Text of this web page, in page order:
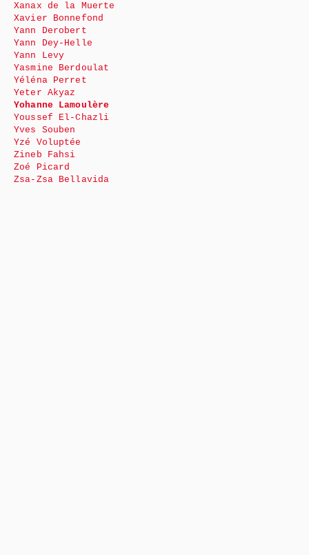
Xanax de la Muerte
Xavier Bonnefond
Yann Derobert
Yann Dey-Helle
Yann Levy
Yasmine Berdoulat
Yéléna Perret
Yeter Akyaz
Yohanne Lamoulère
Youssef El-Chazli
Yves Souben
Yzé Voluptée
Zineb Fahsi
Zoé Picard
Zsa-Zsa Bellavida